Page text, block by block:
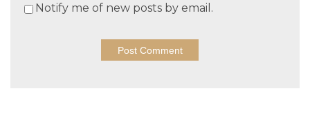
Notify me of new posts by email.